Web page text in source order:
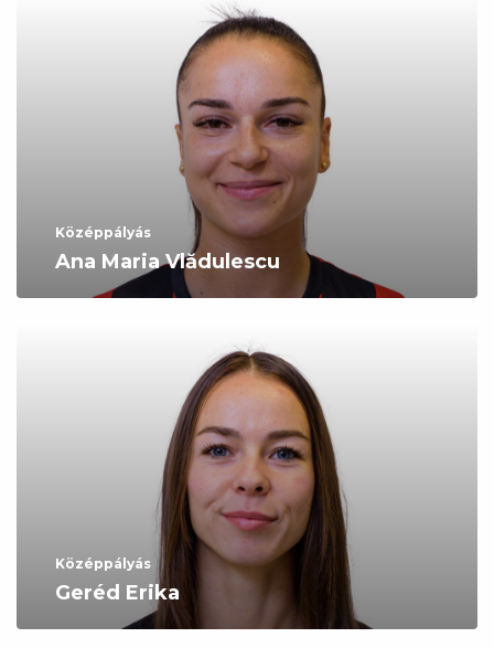
Középpályás
Ana Maria Vlădulescu
Középpályás
Geréd Erika